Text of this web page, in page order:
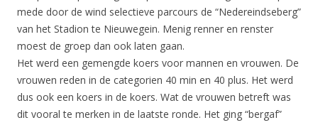
mede door de wind selectieve parcours de “Nedereindseberg”
van het Stadion te Nieuwegein. Menig renner en renster
moest de groep dan ook laten gaan.
Het werd een gemengde koers voor mannen en vrouwen. De
vrouwen reden in de categorien 40 min en 40 plus. Het werd
dus ook een koers in de koers. Wat de vrouwen betreft was
dit vooral te merken in de laatste ronde. Het ging “bergaf”